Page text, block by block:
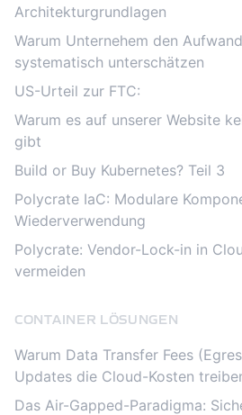
Architekturgrundlagen
Warum Unternehem den
systematisch unterschätzen
US-Urteil zur FTC:
Warum es auf unserer Website
gibt
Build or Buy Kubernetes? Teil 3
Polycrate IaC: Modulare
Wiederverwendung
Polycrate: Vendor-Lock-in in
vermeiden
CONTAINER LÖSUNGEN
Warum Data Transfer Fees
Updates die Cloud-Kosten
Das Air-Gapped-Paradigma: